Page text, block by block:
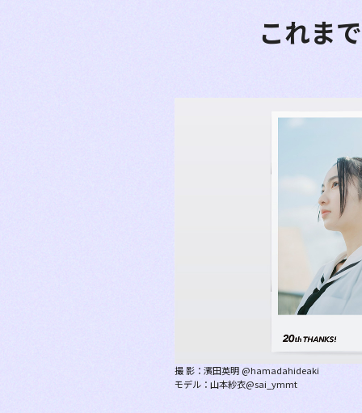
これま
撮 影：濱田英明 @hamadahideaki
モデル：山本紗衣@sai_ymmt